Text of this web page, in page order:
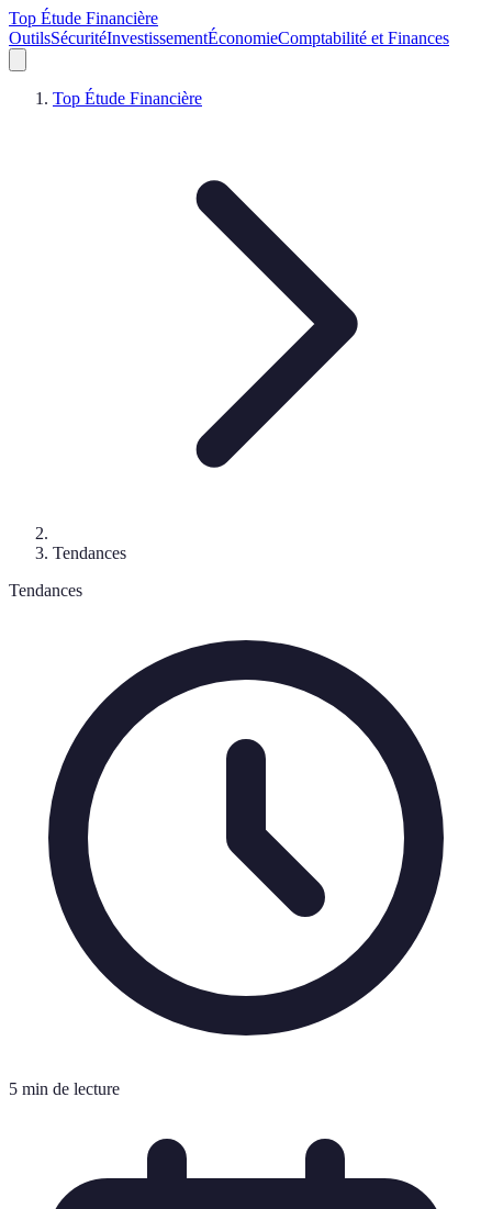
Top Étude Financière
OutilsSécuritéInvestissementÉconomieComptabilité et Finances
Top Étude Financière
Tendances
Tendances
5 min de lecture